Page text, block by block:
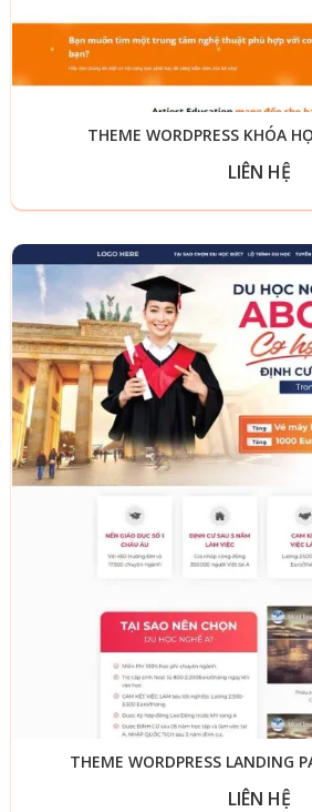
THEME WORDPRESS KHÓA
LIÊN HỆ
THEME WORDPRESS LANDING
LIÊN HỆ